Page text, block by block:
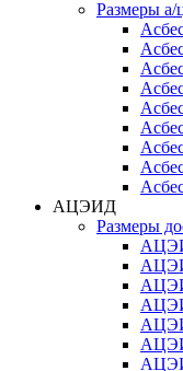
Размеры а/
АЦЭИД
Размеры